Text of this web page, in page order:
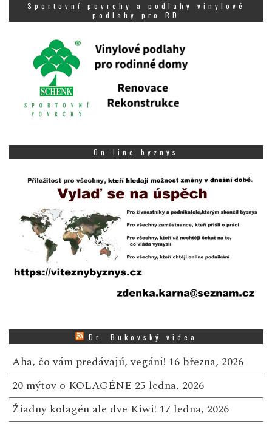
Sportovní povrchy a podlahy vinylové
podlahy pro RD
On-line byznys
Dr. Bukovský videa
Aha, čo vám predávajú, vegáni! 16 března, 2026
20 mýtov o KOLAGÉNE 25 ledna, 2026
Žiadny kolagén ale dve Kiwi! 17 ledna, 2026